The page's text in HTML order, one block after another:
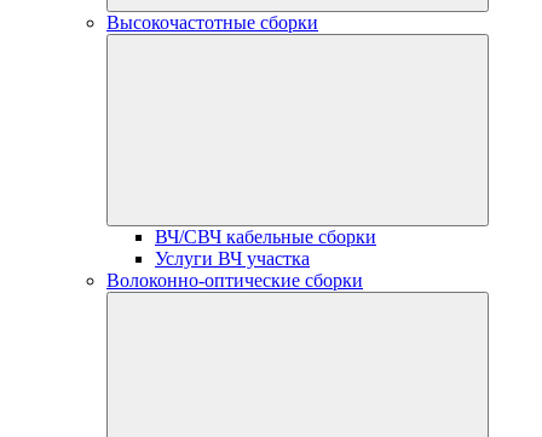
Высокочастотные сборки
ВЧ/СВЧ кабельные сборки
Услуги ВЧ участка
Волоконно-оптические сборки